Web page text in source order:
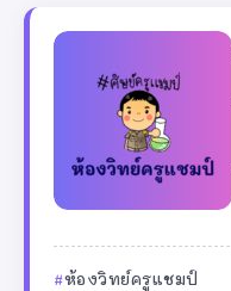
ห้องวิทย์ครูแชมป์